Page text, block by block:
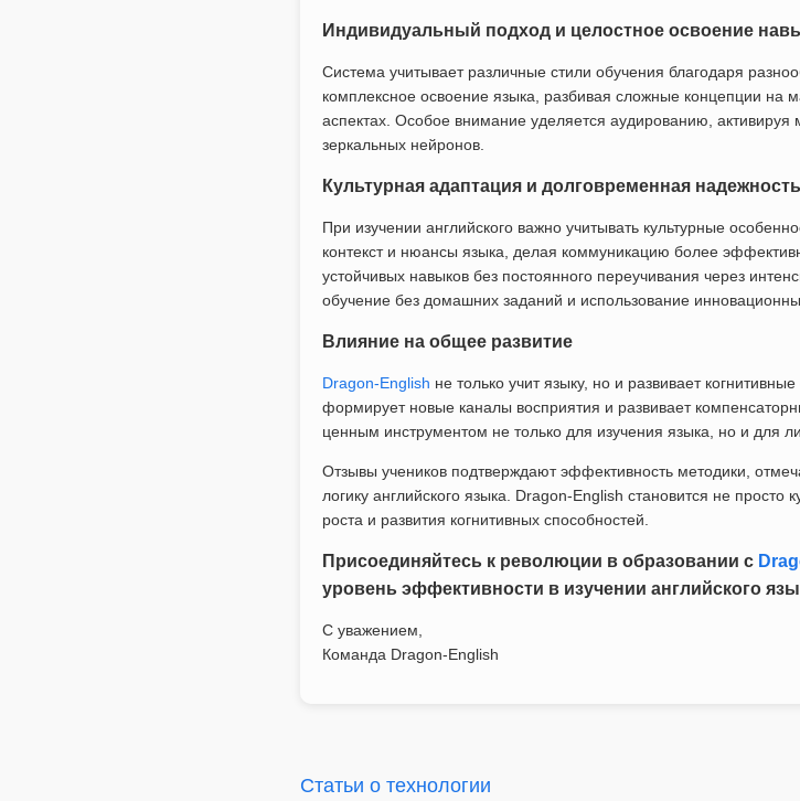
Индивидуальный подход и целостное освоение
Система учитывает различные стили обучения благодаря
комплексное освоение языка, разбивая сложные концепции на
аспектах. Особое внимание уделяется аудированию,
зеркальных нейронов.
Культурная адаптация и долговременная надежность
При изучении английского важно учитывать культурные
контекст и нюансы языка, делая коммуникацию более
устойчивых навыков без постоянного переучивания через
обучение без домашних заданий и использование
Влияние на общее развитие
Dragon-English не только учит языку, но и развивает
формирует новые каналы восприятия и развивает
ценным инструментом не только для изучения языка, но и для
Отзывы учеников подтверждают эффективность методики,
логику английского языка. Dragon-English становится не
роста и развития когнитивных способностей.
Присоединяйтесь к революции в образовании с
уровень эффективности в изучении английского
С уважением,
Команда Dragon-English
Статьи о технологии